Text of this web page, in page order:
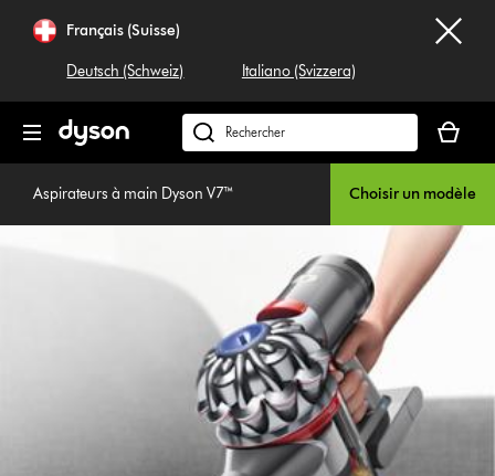
Français (Suisse)
Deutsch (Schweiz) Italiano (Svizzera)
Rechercher
dyson.ch
panier
est
vide
Aspirateurs à main Dyson V7™ Choisir un modèle